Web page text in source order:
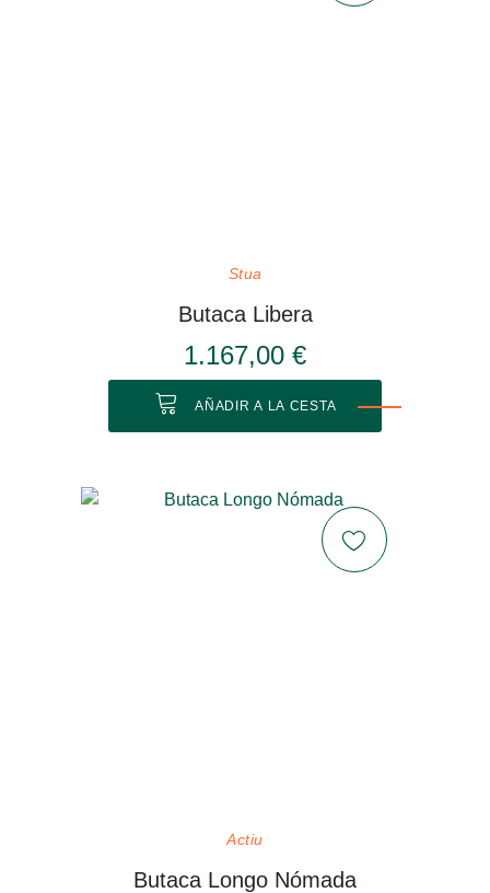
Stua
Butaca Libera
1.167,00 €
AÑADIR A LA CESTA
Actiu
Butaca Longo Nómada